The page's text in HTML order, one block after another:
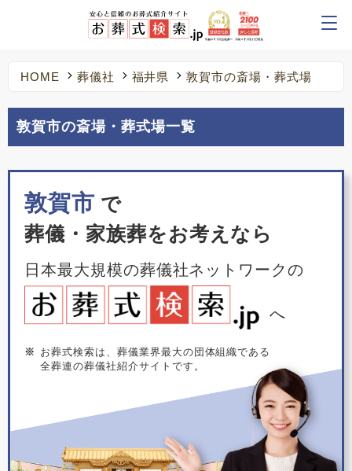
HOME 葬儀社 福井県 敦賀市の斎場・葬式場
敦賀市の斎場・葬式場一覧
敦賀市 で
葬儀・家族葬をお考えなら
日本最大規模の葬儀社ネットワークの
へ
※
お葬式検索は、葬儀業界最大の団体組織である
全葬連の葬儀社紹介サイトです。